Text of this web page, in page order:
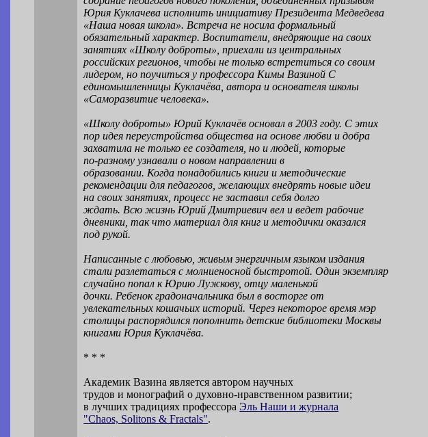
Юрия Куклачева исполнить инициативу Президента Медведева
«Наша новая школа». Встреча не носила формальный
обязательный характер. Воспитатели, внедряющие на своих
занятиях «Школу доброты», приехали из центральных
российских регионов, чтобы не только встретиться со своим
лидером, но поучиться у профессора Кимы Вазиной С
единомышленницы Куклачёва, автора и основателя школы
«Саморазвитие человека».
«Школу доброты» Юрий Куклачёв основал в 2003 году. С этих
пор идея переустройства общества на основе любви и добра
захватила не только ее создателя, но и людей, которые
по-разному узнавали о новом направлении в
образовании. Когда понадобились книги и методические
рекомендации для педагогов, желающих внедрять новые идеи
на своих занятиях, процесс не заставил себя долго
ждать. Всю жизнь Юрий Дмитриевич вел и ведет рабочие
дневники, так что материал для книг и методички оказался
под рукой.
Написанные с любовью, живым энергичным языком издания
стали разлетаться с молниеносной быстротой. Один экземпляр
случайно попал к Юрию Лужкову, отцу маленькой
дочки. Ребенок градоначальника был в восторге от
увлекательных кошачьих историй. Через некоторое время мэр
столицы распорядился пополнить детские библиотеки Москвы
книгами Юрия Куклачёва.
* * *
Академик Вазина является автором научных
трудов и монографий о духовно-нравственном развитии;
в лучших традициях профессора Эль Наши и журнала
"Chaos, Solitons & Fractals".